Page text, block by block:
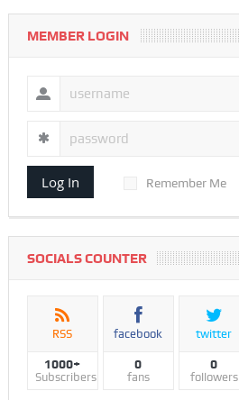
MEMBER LOGIN
Log In Remember Me
SOCIALS COUNTER
RSS
1000+
Subscribers
facebook
0
fans
twitter
0
followers